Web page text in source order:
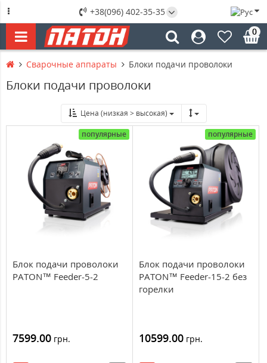
+38(096) 402-35-35
0
Сварочные аппараты Блоки подачи проволоки
Блоки подачи проволоки
Цена (низкая > высокая)
популярные
Блок подачи проволоки
PATON™ Feeder-5-2
7599.00 грн.
популярные
Блок подачи проволоки
PATON™ Feeder-15-2 без
горелки
10599.00 грн.